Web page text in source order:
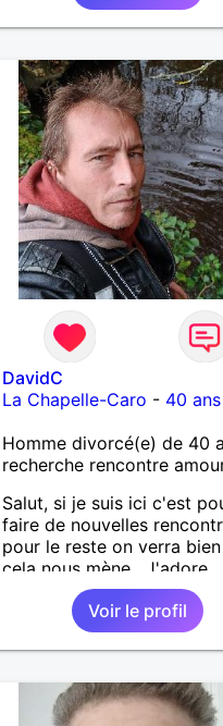
DavidC
La Chapelle-Caro - 40 ans
Homme divorcé(e) de 40
recherche rencontre
Salut, si je suis ici c'est
faire de nouvelles
pour le reste on verra
cela nous mène . J'adore
découvrir de nouvelles
alors si vous voulez
l'une de vos activités je suis
partant.
Voir le profil